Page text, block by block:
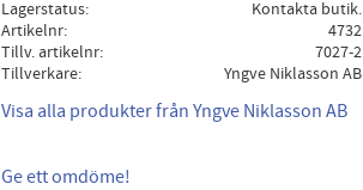
Lagerstatus
Kontakta butik.
Artikelnr
4732
Tillv. artikelnr
7027-2
Tillverkare
Yngve Niklasson AB
Visa alla produkter från Yngve Niklasson AB
Ge ett omdöme!